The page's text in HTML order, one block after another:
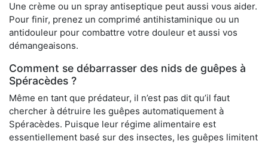
Une crème ou un spray antiseptique peut aussi vous aider.
Pour finir, prenez un comprimé antihistaminique ou un
antidouleur pour combattre votre douleur et aussi vos
démangeaisons.
Comment se débarrasser des nids de guêpes à
Spéracèdes ?
Même en tant que prédateur, il n’est pas dit qu’il faut
chercher à détruire les guêpes automatiquement à
Spéracèdes. Puisque leur régime alimentaire est
essentiellement basé sur des insectes, les guêpes limitent